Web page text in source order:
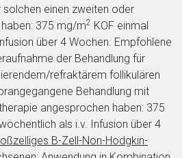
einen zweiten oder
375 mg/m2 KOF einmal
über 4 Wochen. Empfohlene
der Behandlung für
refraktärem follikulären
Behandlung mit
angesprochen haben: 375
als i.v. Infusion über 4
B-Zell-Non-Hodgkin-